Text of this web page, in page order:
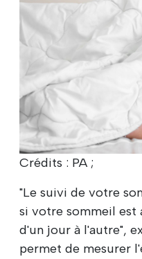
Crédits : PA ;
"Le suivi de votre
si votre sommeil est
d'un jour à l'autre",
permet de mesurer